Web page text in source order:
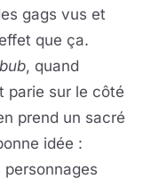
gags vus et
que ça.
, quand
parie sur le côté
prend un sacré
idée :